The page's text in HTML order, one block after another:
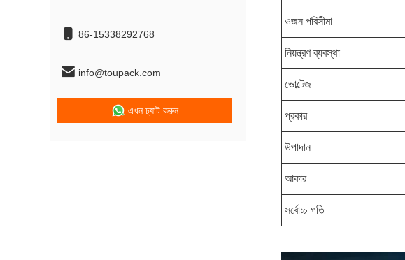
86-15338292768
info@toupack.com
এখন চ্যাট করুন
ওজন পরিসীমা
নিয়ন্ত্রণ ব্যবস্থা
ভোল্টেজ
প্রকার
উপাদান
আকার
সর্বোচ্চ গতি